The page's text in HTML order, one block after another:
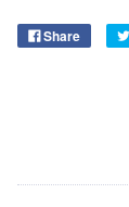
Share